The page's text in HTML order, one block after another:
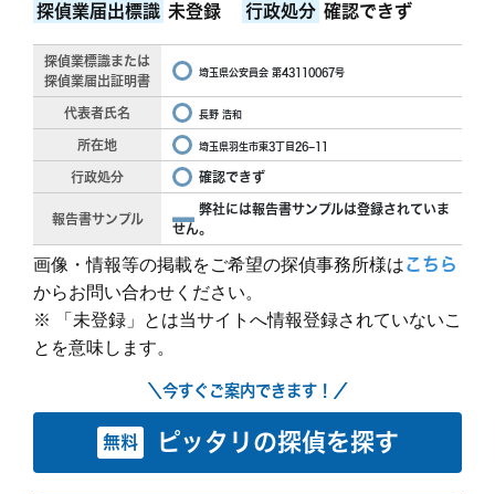
探偵業届出標識 未登録 行政処分 確認できず
探偵業標識または
探偵業届出証明書
埼玉県公安員会 第43110067号
代表者氏名 長野 浩和
所在地 埼玉県羽生市東3丁目26−11
行政処分 確認できず
報告書サンプル
弊社には報告書サンプルは登録されていま
せん。
画像・情報等の掲載をご希望の探偵事務所様はこちら
からお問い合わせください。
※ 「未登録」とは当サイトへ情報登録されていないこ
とを意味します。
＼今すぐご案内できます！／
無料 ピッタリの探偵を探す